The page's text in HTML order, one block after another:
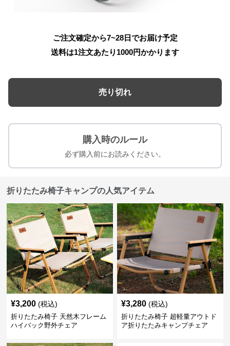
ご注文確定から7~28日でお届け予定
送料は1注文あたり 1000円かかります
売り切れ
購入時のルール
必ず購入前にお読みください。
折りたたみ椅子キャンプの人気アイテム
¥3,200 (税込)
折りたたみ椅子 天然木フレーム
ハイバック野外チェア
¥3,280 (税込)
折りたたみ椅子 超軽量アウトド
ア折りたたみキャンプチェア